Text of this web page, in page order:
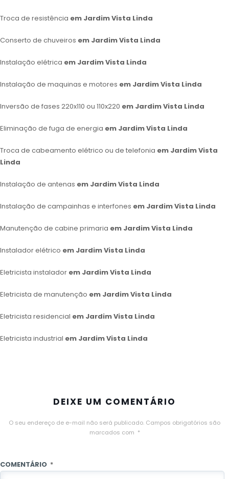
Troca de resistência em Jardim Vista Linda
Conserto de chuveiros em Jardim Vista Linda
Instalação elétrica em Jardim Vista Linda
Instalação de maquinas e motores em Jardim Vista Linda
Inversão de fases 220x110 ou 110x220 em Jardim Vista Linda
Eliminação de fuga de energia em Jardim Vista Linda
Troca de cabeamento elétrico ou de telefonia em Jardim Vista
Linda
Instalação de antenas em Jardim Vista Linda
Instalação de campainhas e interfones em Jardim Vista Linda
Manutenção de cabine primaria em Jardim Vista Linda
Instalador elétrico em Jardim Vista Linda
Eletricista instalador em Jardim Vista Linda
Eletricista de manutenção em Jardim Vista Linda
Eletricista residencial em Jardim Vista Linda
Eletricista industrial em Jardim Vista Linda
DEIXE UM COMENTÁRIO
O seu endereço de e-mail não será publicado. Campos obrigatórios são
marcados com *
COMENTÁRIO *